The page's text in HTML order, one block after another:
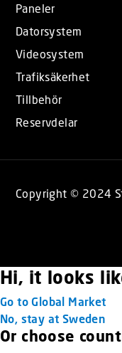
Paneler
Datorsystem
Videosystem
Trafiksäkerhet
Tillbehör
Reservdelar
Copyright © 2024
Hi, it looks
Go to Global Market
No, stay at Sweden
Or choose